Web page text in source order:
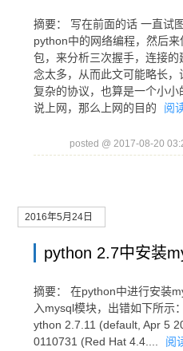
摘要： 写在前面的话 一直试
python中的网络编程，然后
包，来分析三次握手，连接
念太多，从而此文可能略长
复杂的协议，也算是一个小
说上网，那么上网的目的
阅
posted @ 2017-08-20
2016年5月24日
python 2.7中安装
摘要： 在python中进行安装
入mysql模块，出错如下所示
ython 2.7.11 (default, Apr 5
0110731 (Red Hat 4.4....
阅